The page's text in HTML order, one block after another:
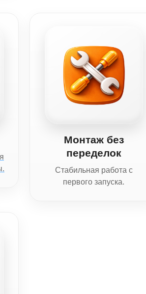
Монтаж без
переделок
Стабильная работа с
первого запуска.